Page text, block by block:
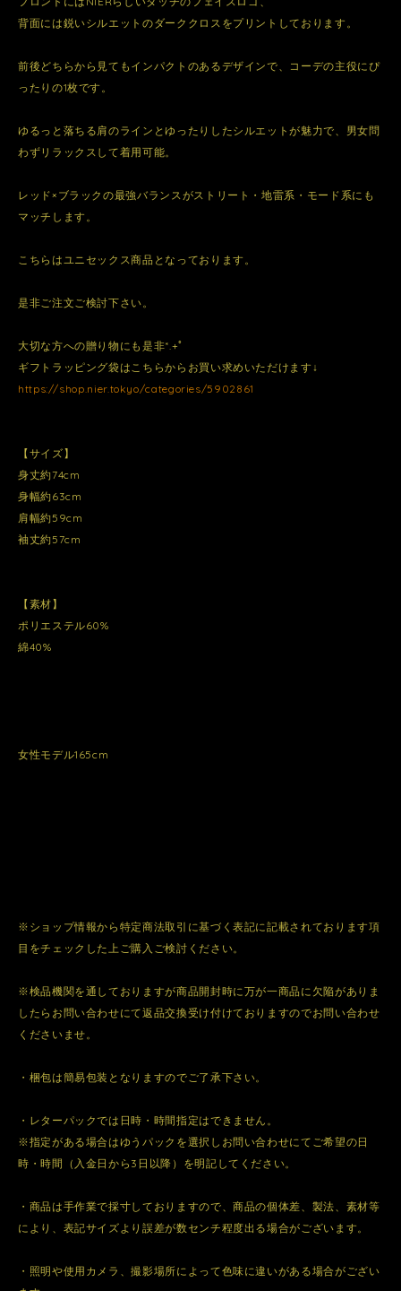
背面には鋭いシルエットのダーククロスをプリントしております。
前後どちらから見てもインパクトのあるデザインで、コーデの主役にぴ
ったりの1枚です。
ゆるっと落ちる肩のラインとゆったりしたシルエットが魅力で、男女問
わずリラックスして着用可能。
レッド×ブラックの最強バランスがストリート・地雷系・モード系にも
マッチします。
こちらはユニセックス商品となっております。
是非ご注文ご検討下さい。
大切な方への贈り物にも是非*.+ﾟ
ギフトラッピング袋はこちらからお買い求めいただけます↓
https://shop.nier.tokyo/categories/5902861
【サイズ】
身丈約74cm
身幅約63cm
肩幅約59cm
袖丈約57cm
【素材】
ポリエステル60%
綿40%
女性モデル165cm
※ショップ情報から特定商法取引に基づく表記に記載されております項
目をチェックした上ご購入ご検討ください。
※検品機関を通しておりますが商品開封時に万が一商品に欠陥がありま
したらお問い合わせにて返品交換受け付けておりますのでお問い合わせ
くださいませ。
・梱包は簡易包装となりますのでご了承下さい。
・レターパックでは日時・時間指定はできません。
※指定がある場合はゆうパックを選択しお問い合わせにてご希望の日
時・時間（入金日から3日以降）を明記してください。
・商品は手作業で採寸しておりますので、商品の個体差、製法、素材等
により、表記サイズより誤差が数センチ程度出る場合がございます。
・照明や使用カメラ、撮影場所によって色味に違いがある場合がござい